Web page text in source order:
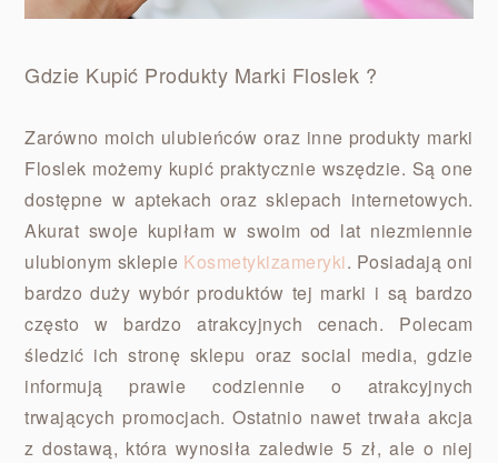
Gdzie Kupić Produkty Marki Floslek ?
Zarówno moich ulubieńców oraz inne produkty marki
Floslek możemy kupić praktycznie wszędzie. Są one
dostępne w aptekach oraz sklepach internetowych.
Akurat swoje kupiłam w swoim od lat niezmiennie
ulubionym sklepie Kosmetykizameryki. Posiadają oni
bardzo duży wybór produktów tej marki i są bardzo
często w bardzo atrakcyjnych cenach. Polecam
śledzić ich stronę sklepu oraz social media, gdzie
informują prawie codziennie o atrakcyjnych
trwających promocjach. Ostatnio nawet trwała akcja
z dostawą, która wynosiła zaledwie 5 zł, ale o niej